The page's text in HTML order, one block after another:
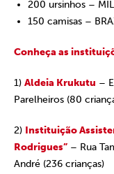
200 ursinhos –
150 camisas –
Conheça as
1) Aldeia Krukutu –
Parelheiros (80
2) Instituição
Rodrigues” – Rua
André (236 crianças)